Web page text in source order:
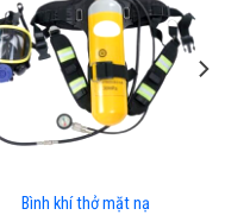
Bình khí thở mặt nạ